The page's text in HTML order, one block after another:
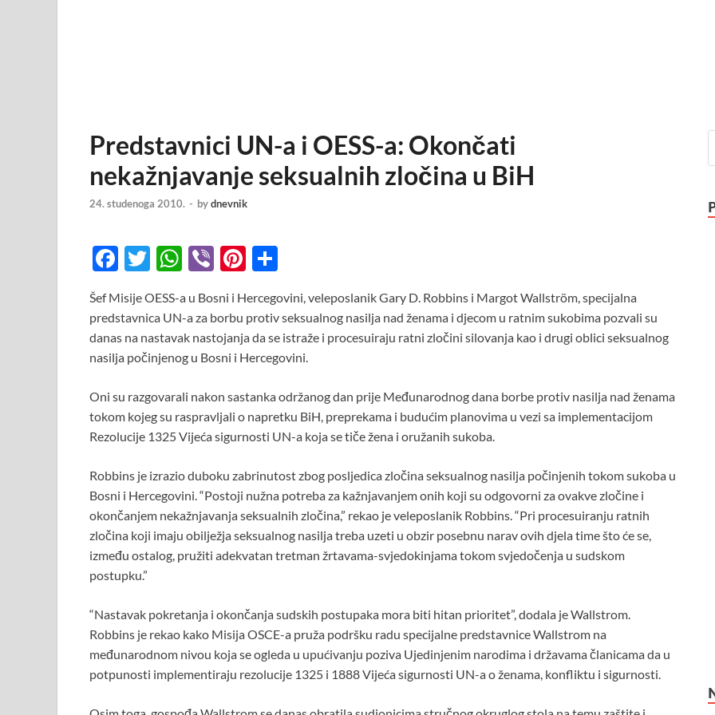
Predstavnici UN-a i OESS-a: Okončati
nekažnjavanje seksualnih zločina u BiH
24. studenoga 2010. - bydnevnik
F
e
b
o
k
T
itt
er
W
at
s
A
p
p
Vi
er
Pi
er
es
t
ar
e
Šef Misije OESS-a u Bosni i Hercegovini, veleposlanik Gary D. Robbins i Margot Wallström, specijalna
predstavnica UN-a za borbu protiv seksualnog nasilja nad ženama i djecom u ratnim sukobima pozvali su
danas na nastavak nastojanja da se istraže i procesuiraju ratni zločini silovanja kao i drugi oblici seksualnog
nasilja počinjenog u Bosni i Hercegovini.
Oni su razgovarali nakon sastanka održanog dan prije Međunarodnog dana borbe protiv nasilja nad ženama
tokom kojeg su raspravljali o napretku BiH, preprekama i budućim planovima u vezi sa implementacijom
Rezolucije 1325 Vijeća sigurnosti UN-a koja se tiče žena i oružanih sukoba.
Robbins je izrazio duboku zabrinutost zbog posljedica zločina seksualnog nasilja počinjenih tokom sukoba u
Bosni i Hercegovini. “Postoji nužna potreba za kažnjavanjem onih koji su odgovorni za ovakve zločine i
okončanjem nekažnjavanja seksualnih zločina,” rekao je veleposlanik Robbins. “Pri procesuiranju ratnih
zločina koji imaju obilježja seksualnog nasilja treba uzeti u obzir posebnu narav ovih djela time što će se,
između ostalog, pružiti adekvatan tretman žrtavama-svjedokinjama tokom svjedočenja u sudskom
postupku.”
“Nastavak pokretanja i okončanja sudskih postupaka mora biti hitan prioritet”, dodala je Wallstrom.
Robbins je rekao kako Misija OSCE-a pruža podršku radu specijalne predstavnice Wallstrom na
međunarodnom nivou koja se ogleda u upućivanju poziva Ujedinjenim narodima i državama članicama da u
potpunosti implementiraju rezolucije 1325 i 1888 Vijeća sigurnosti UN-a o ženama, konfliktu i sigurnosti.